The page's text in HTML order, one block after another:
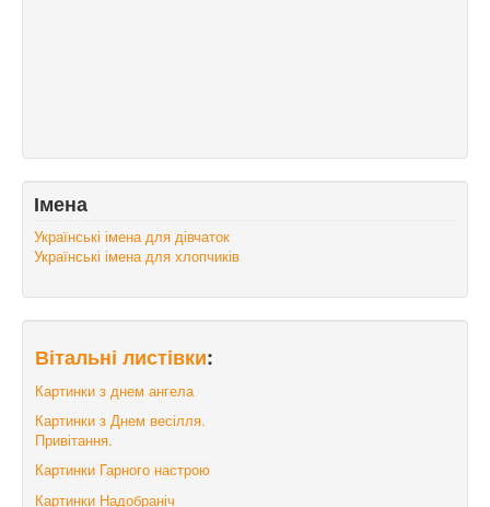
Імена
Українські імена для дівчаток
Українські імена для хлопчиків
Вітальні листівки:
Картинки з днем ангела
Картинки з Днем весілля.
Привітання.
Картинки Гарного настрою
Картинки Надобраніч